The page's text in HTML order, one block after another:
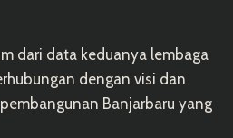
dari data keduanya lembaga
dengan visi dan
Banjarbaru yang